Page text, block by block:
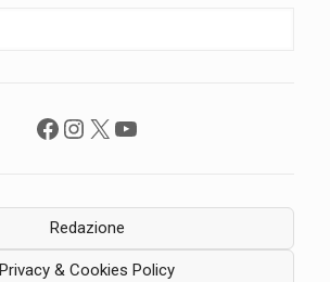
Facebook
Instagram
X YouTube
Redazione
Privacy & Cookies Policy